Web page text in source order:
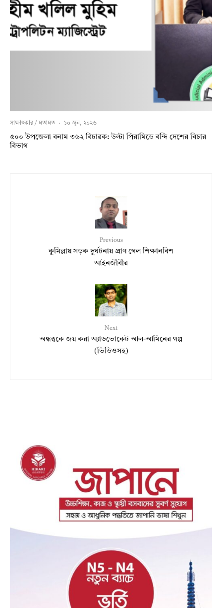
সাক্ষাৎকার / মতামত · ১০ জুন, ২০২৬
৫০০ উপজেলা বনাম ৩৬২ বিচারক: উল্টা পিরামিডে বন্দি দেশের বিচার
বিভাগ
Previous
কুমিল্লায় সড়ক দুর্ঘটনায় প্রাণ গেল শিক্ষানবিশ
আইনজীবীর
Next
অন্ধত্বকে জয় করা অ্যাডভোকেট আল-আমিনের গল্প
(ভিডিওসহ)